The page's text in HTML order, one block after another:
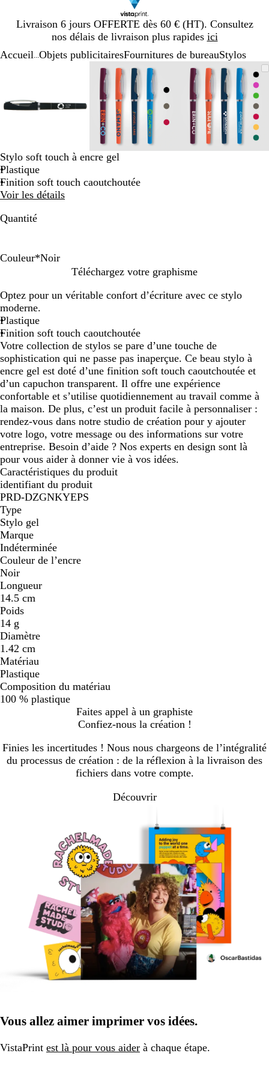
Livraison 6 jours OFFERTE dès 60 € (HT). Consultez
nos délais de livraison plus rapides ici
Diapositive
1
Accueil Objets publicitairesFournitures de bureauStylos
plus
zoomer
les
touches
Image
zoomable
Zoom
au
minimum
Cliquez
pour
développer
Utilisez
les
touches
plus
et
moins
pour
les
Image
zoomable
Zoom
au
minimum
Cliquez
pour
Utilisez
les
touches
plus
et
moins
pour
3
Stylo soft touch à encre gel
Plastique
Finition soft touch caoutchoutée
Voir les détails
Quantité
Couleur*Noir
i
r
u
g
e
s
e
r
d
e
a
u
x
i
s
a
c
i
e
r
r
t
f
o
n
c
é
Téléchargez votre graphisme
Optez pour un véritable confort d’écriture avec ce stylo
moderne.
Plastique
Finition soft touch caoutchoutée
Votre collection de stylos se pare d’une touche de
sophistication qui ne passe pas inaperçue. Ce beau stylo à
encre gel est doté d’une finition soft touch caoutchoutée et
d’un capuchon transparent. Il offre une expérience
confortable et s’utilise quotidiennement au travail comme à
la maison. De plus, c’est un produit facile à personnaliser :
rendez-vous dans notre studio de création pour y ajouter
votre logo, votre message ou des informations sur votre
entreprise. Besoin d’aide ? Nos experts en design sont là
pour vous aider à donner vie à vos idées.
Caractéristiques du produit
identifiant du produit
PRD-DZGNKYEPS
Type
Stylo gel
Marque
Indéterminée
Couleur de l’encre
Noir
Longueur
14.5 cm
Poids
14 g
Diamètre
1.42 cm
Matériau
Plastique
Composition du matériau
100 % plastique
Faites appel à un graphiste
Confiez-nous la création !
Finies les incertitudes ! Nous nous chargeons de l’intégralité
du processus de création : de la réflexion à la livraison des
fichiers dans votre compte.
Découvrir
Vous allez aimer imprimer vos idées.
VistaPrint est là pour vous aider à chaque étape.